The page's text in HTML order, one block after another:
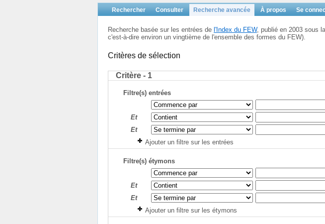
Rechercher Consulter Recherche avancée À propos Se
Recherche basée sur les entrées de l'Index du FEW, publié en 2003 sous
c'est-à-dire environ un vingtième de l'ensemble des formes du FEW).
Critères de sélection
Critère - 1
Filtre(s) entrées
Et
Et
Ajouter un filtre sur les entrées
Filtre(s) étymons
Et
Et
Ajouter un filtre sur les étymons